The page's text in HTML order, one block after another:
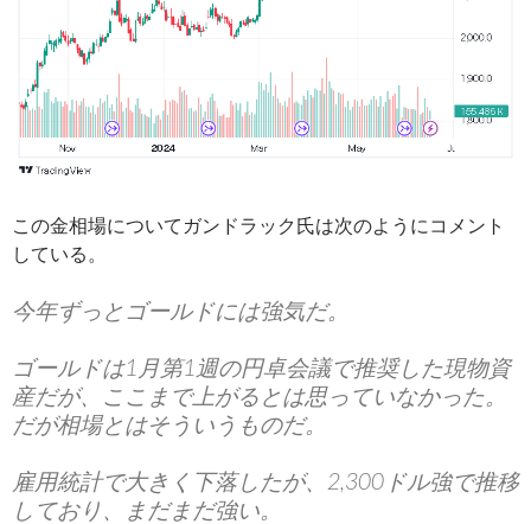
この金相場についてガンドラック氏は次のようにコメント
している。
今年ずっとゴールドには強気だ。
ゴールドは1月第1週の円卓会議で推奨した現物資
産だが、ここまで上がるとは思っていなかった。
だが相場とはそういうものだ。
雇用統計で大きく下落したが、2,300ドル強で推移
しており、まだまだ強い。